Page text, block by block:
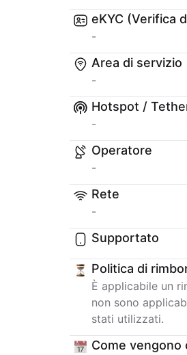
eKYC (Verifica
-
Area di servizio
-
Hotspot /
-
Operatore
-
Rete
-
Supportato
Politica di
È applicabile un
non sono
stati utilizzati.
Come vengono